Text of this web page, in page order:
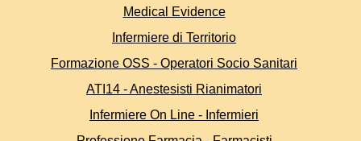
Medical Evidence
Infermiere di Territorio
Formazione OSS - Operatori Socio Sanitari
ATI14 - Anestesisti Rianimatori
Infermiere On Line - Infermieri